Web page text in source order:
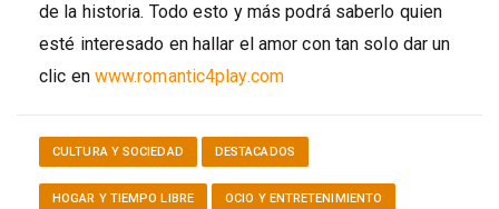
de la historia. Todo esto y más podrá saberlo quien
esté interesado en hallar el amor con tan solo dar un
clic en www.romantic4play.com
CULTURA Y SOCIEDAD DESTACADOS
HOGAR Y TIEMPO LIBRE OCIO Y ENTRETENIMIENTO